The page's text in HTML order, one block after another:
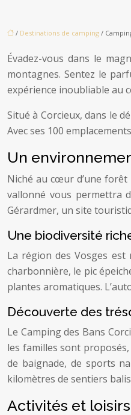
/ Destinations de camping /
Évadez-vous dans le
montagnes. Sentez le
expérience inoubliable au
Situé à Corcieux, dans le
Avec ses 100
Un
Niché au cœur d’une
vallonné vous permettra
Gérardmer, un site
Une biodiversité
La région des Vosges est
charbonnière, le pic
plantes aromatiques.
Découverte des
Le Camping des Bans
les familles sont
de baignade, de sports
kilomètres de sentiers
Activités et